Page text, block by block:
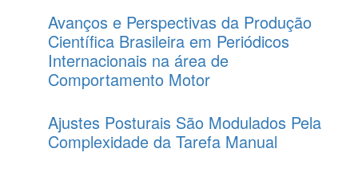
Avanços e Perspectivas da Produção
Científica Brasileira em Periódicos
Internacionais na área de
Comportamento Motor
Ajustes Posturais São Modulados Pela
Complexidade da Tarefa Manual